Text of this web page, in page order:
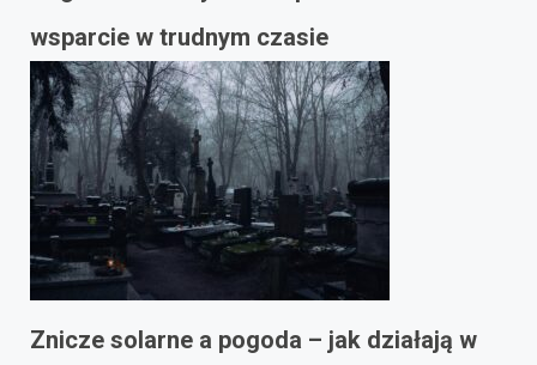
wsparcie w trudnym czasie
Znicze solarne a pogoda – jak działają w